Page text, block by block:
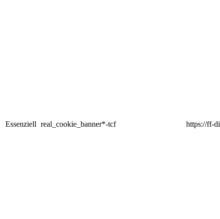
Essenziell real_cookie_banner*-tcf https://ff-